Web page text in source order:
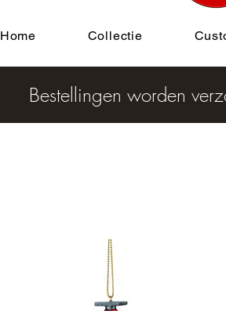
Home Collectie
Bestellingen worden